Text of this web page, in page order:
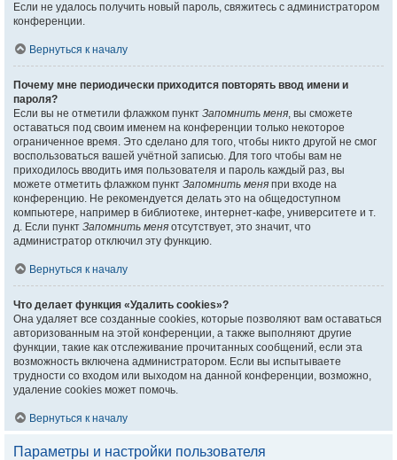
Если не удалось получить новый пароль, свяжитесь с администратором
конференции.
Вернуться к началу
Почему мне периодически приходится повторять ввод имени и
пароля?
Если вы не отметили флажком пункт Запомнить меня, вы сможете
оставаться под своим именем на конференции только некоторое
ограниченное время. Это сделано для того, чтобы никто другой не смог
воспользоваться вашей учётной записью. Для того чтобы вам не
приходилось вводить имя пользователя и пароль каждый раз, вы
можете отметить флажком пункт Запомнить меня при входе на
конференцию. Не рекомендуется делать это на общедоступном
компьютере, например в библиотеке, интернет-кафе, университете и т.
д. Если пункт Запомнить меня отсутствует, это значит, что
администратор отключил эту функцию.
Вернуться к началу
Что делает функция «Удалить cookies»?
Она удаляет все созданные cookies, которые позволяют вам оставаться
авторизованным на этой конференции, а также выполняют другие
функции, такие как отслеживание прочитанных сообщений, если эта
возможность включена администратором. Если вы испытываете
трудности со входом или выходом на данной конференции, возможно,
удаление cookies может помочь.
Вернуться к началу
Параметры и настройки пользователя